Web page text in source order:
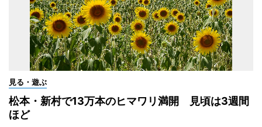
見る・遊ぶ
松本・新村で13万本のヒマワリ満開 見頃は3週間
ほど